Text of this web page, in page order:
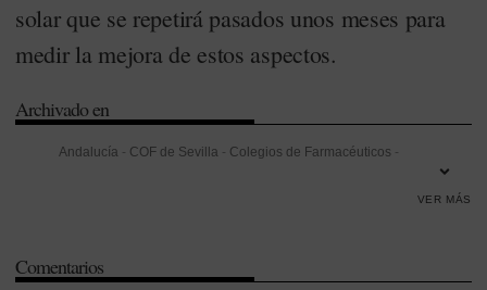
solar que se repetirá pasados unos meses para
medir la mejora de estos aspectos.
Archivado en
Andalucía - COF de Sevilla - Colegios de Farmacéuticos -
VER MÁS
Comentarios